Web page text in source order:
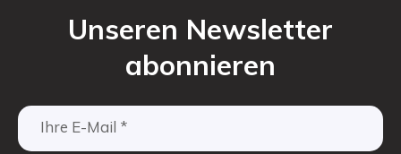
Unseren Newsletter
abonnieren